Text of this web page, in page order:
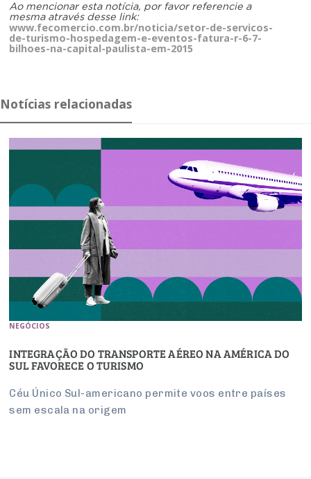
Ao mencionar esta notícia, por favor referencie a
mesma através desse link:
www.fecomercio.com.br/noticia/setor-de-servicos-
de-turismo-hospedagem-e-eventos-fatura-r-6-7-
bilhoes-na-capital-paulista-em-2015
Notícias relacionadas
NEGÓCIOS
INTEGRAÇÃO DO TRANSPORTE AÉREO NA AMÉRICA DO
SUL FAVORECE O TURISMO
Céu Único Sul-americano permite voos entre países
sem escala na origem